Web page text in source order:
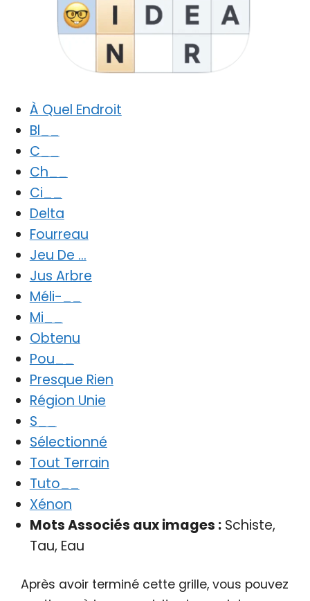
À Quel Endroit
Bl__
C__
Ch__
Ci__
Delta
Fourreau
Jeu De …
Jus Arbre
Méli-__
Mi__
Obtenu
Pou__
Presque Rien
Région Unie
S__
Sélectionné
Tout Terrain
Tuto__
Xénon
Mots Associés aux images :Schiste,
Tau, Eau
Après avoir terminé cette grille, vous pouvez